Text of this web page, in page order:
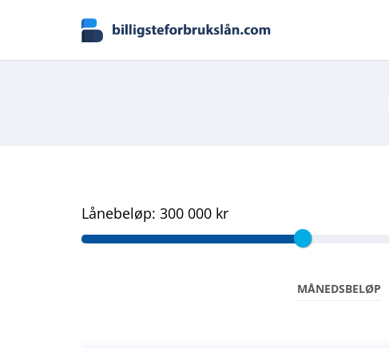
Lånebeløp: 300 000 kr
MÅNEDSBELØP